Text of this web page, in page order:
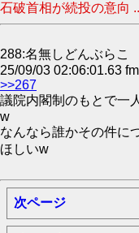
石破首相が続投の意向 ..
288:名無しどんぶらこ
25/09/03 02:06:01.63
>>267
議院内閣制のもとで一
w
なんなら誰かその件に
ほしいw
次ページ